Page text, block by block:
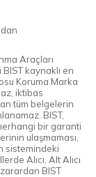
Araçları
kaynaklı en
Koruma Marka
iktibas
tüm belgelerin
BIST,
bir garanti
ulaşmaması,
sistemindeki
Alıcı, Alt Alıcı
BIST